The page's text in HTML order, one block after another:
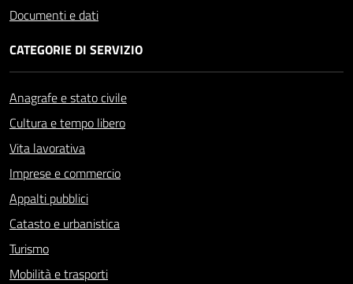
Documenti e dati
CATEGORIE DI SERVIZIO
Anagrafe e stato civile
Cultura e tempo libero
Vita lavorativa
Imprese e commercio
Appalti pubblici
Catasto e urbanistica
Turismo
Mobilità e trasporti